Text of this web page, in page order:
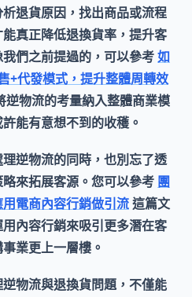
退貨原因，找出商品或流程
真正降低退換貨率，提升客
們之前提過的，可以參考如
+代發模式，提升整體周轉效
逆物流的考量納入整體商業模
能有意想不到的收穫。
逆物流的同時，也別忘了透
來拓展客源。您可以參考 團
電商內容行銷做引流這篇文
內容行銷來吸引更多潛在客
業更上一層樓。
物流與退換貨問題，不僅能